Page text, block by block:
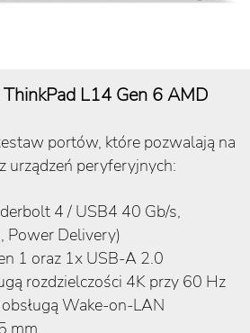
ThinkPad L14 Gen 6 AMD
portów, które pozwalają na
urządzeń peryferyjnych:
4 / USB4 40 Gb/s,
Power Delivery)
1 oraz 1x USB-A 2.0
rozdzielczości 4K przy 60 Hz
Wake-on-LAN
mm